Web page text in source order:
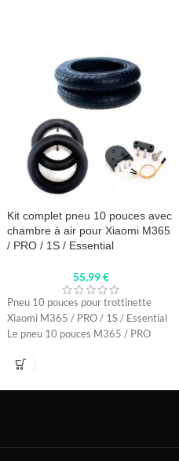
Kit complet pneu 10 pouces avec
chambre à air pour Xiaomi M365
/ PRO / 1S / Essential
55,99€
Pneu 10 pouces pour trottinette
Xiaomi M365 / PRO / 1S / Essential
Le pneu 10 pouces M365 / PRO